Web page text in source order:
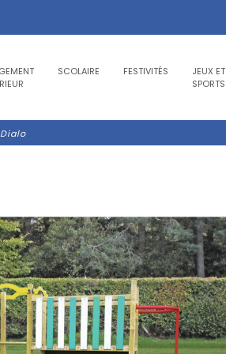
SCOLAIRE FESTIVITÉS
JEUX ET
SPORTS